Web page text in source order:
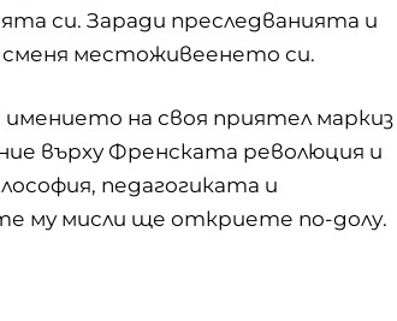
си. Заради преследванията и
местоживеенето си.
имението на своя приятел маркиз
върху Френската революция и
педагогиката и
му мисли ще откриете по-долу.